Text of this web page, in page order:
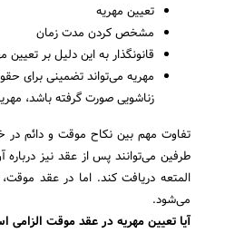
تعیین مهریه
مشخص کردن مدت زمان
قانونگذار به این دلیل بر
مهریه می‌تواند تضمینی برای
زناشویی صورت گرفته باشد،
تفاوت مهم بین نکاح موقت و دائم
طرفین می‌توانند پس از عقد نیز
المتعه دریافت کند. اما در عقد
می‌شود.
آیا تعیین مهریه در عقد موقت الزامی